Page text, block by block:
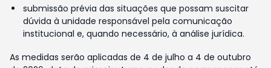
submissão prévia das situações que possam suscitar
dúvida à unidade responsável pela comunicação
institucional e, quando necessário, à análise jurídica.
As medidas serão aplicadas de 4 de julho a 4 de outubro